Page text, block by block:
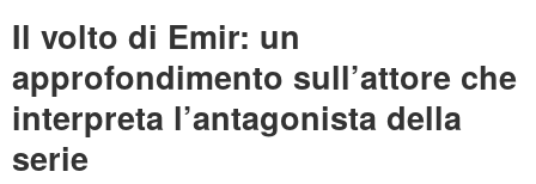
Il volto di Emir: un
approfondimento sull’attore che
interpreta l’antagonista della
serie